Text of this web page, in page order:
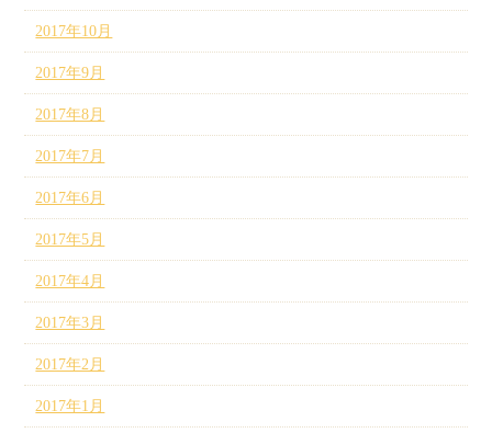
2017年10月
2017年9月
2017年8月
2017年7月
2017年6月
2017年5月
2017年4月
2017年3月
2017年2月
2017年1月